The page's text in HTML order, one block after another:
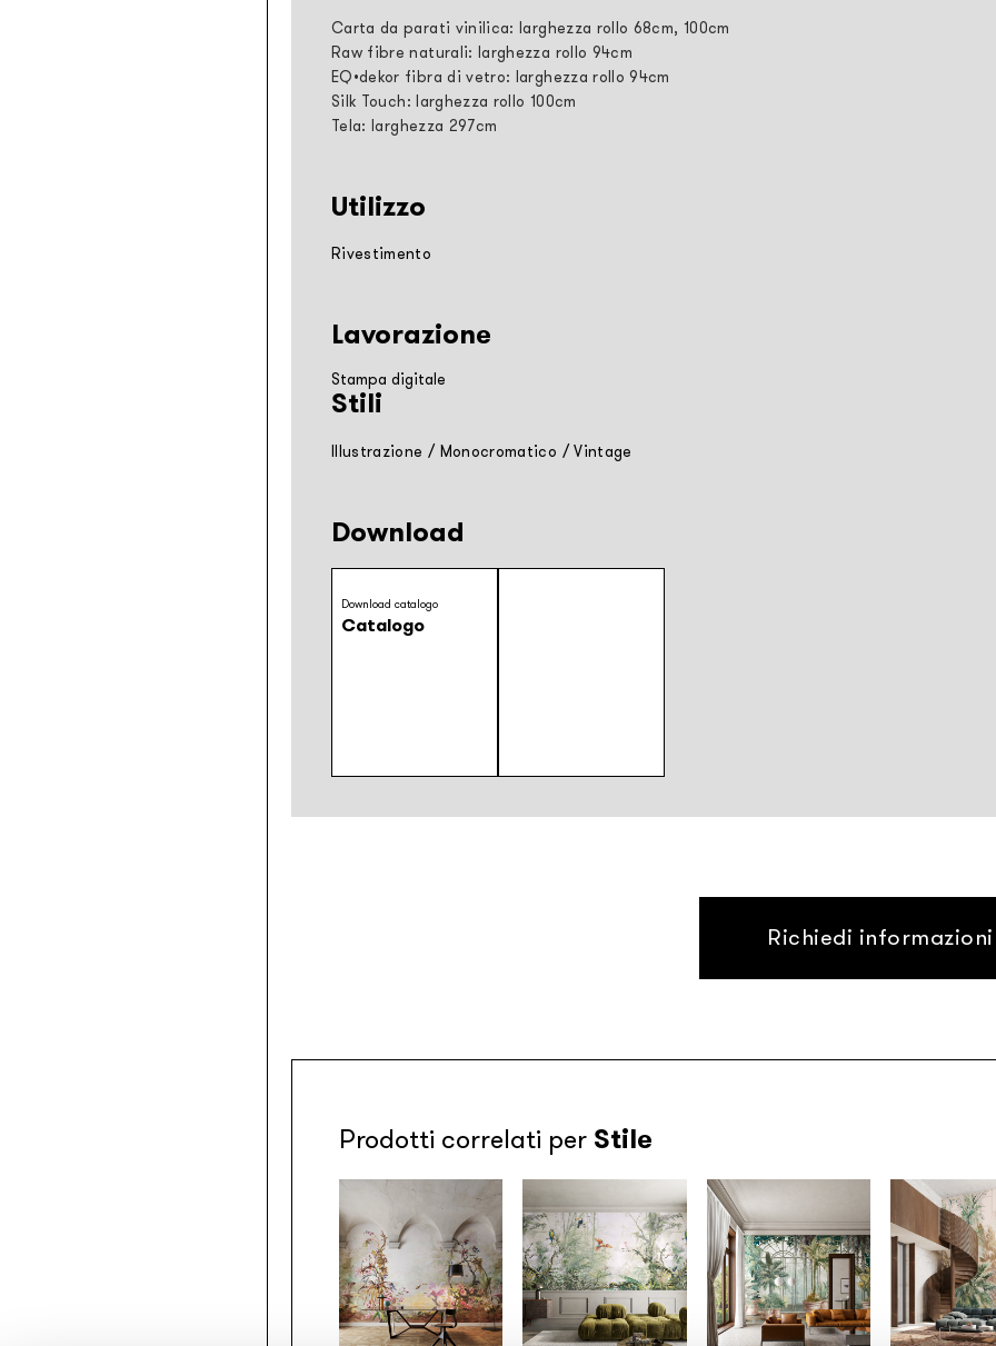
Carta da parati vinilica: larghezza rollo 68cm, 100cm
Raw fibre naturali: larghezza rollo 94cm
EQ•dekor fibra di vetro: larghezza rollo 94cm
Silk Touch: larghezza rollo 100cm
Tela: larghezza 297cm
Utilizzo
Rivestimento
Lavorazione
Stampa digitale
Stili
Illustrazione / Monocromatico /Vintage
Download
Download catalogo
Catalogo
Richiedi informazioni
Prodotti correlati per Stile